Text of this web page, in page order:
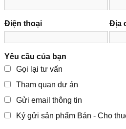
Điện thoại Địa
Yêu cầu của bạn
Gọi lại tư vấn
Tham quan dự án
Gửi email thông tin
Ký gửi sản phẩm Bán - Cho